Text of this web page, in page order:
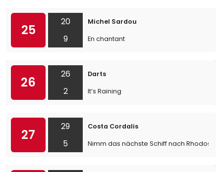
25
20
9
Michel Sardou
En chantant
26
26
2
Darts
It’s Raining
27
29
5
Costa Cordalis
Nimm das nächste Schiff nach Rhodos